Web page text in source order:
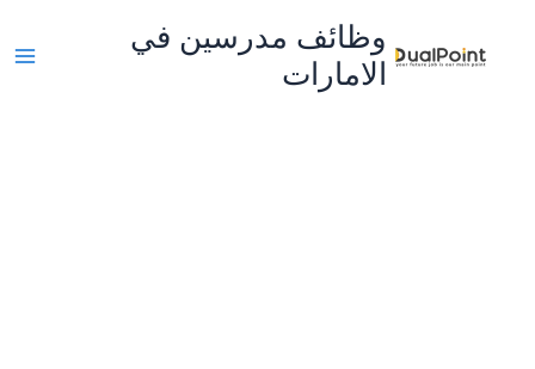
وظائف مدرسين في
الامارات